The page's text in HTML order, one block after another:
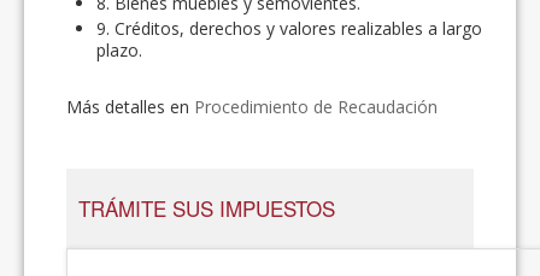
9. Créditos, derechos y valores realizables a largo
plazo.
Más detalles en Procedimiento de Recaudación
TRÁMITE SUS IMPUESTOS